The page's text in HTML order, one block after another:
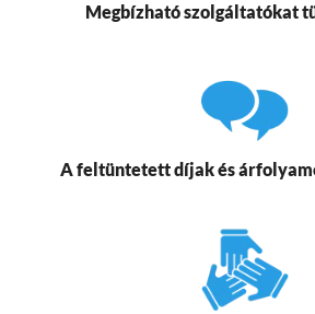
Megbízható szolgáltatókat
A feltüntetett díjak és